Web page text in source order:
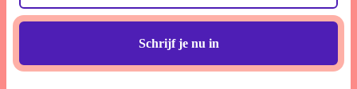
Schrijf je nu in